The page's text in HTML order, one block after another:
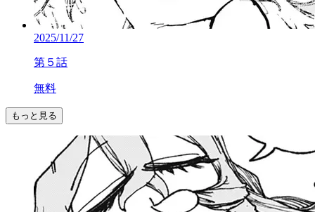
2025/11/27
第５話
無料
もっと見る